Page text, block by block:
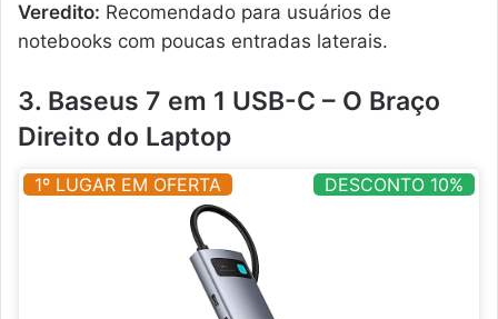
Veredito: Recomendado para usuários de
notebooks com poucas entradas laterais.
3. Baseus 7 em 1 USB-C – O Braço
Direito do Laptop
DESCONTO 10%
1º LUGAR EM OFERTA